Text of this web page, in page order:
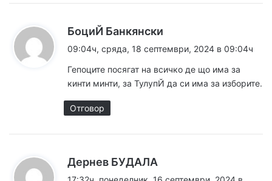
БоциЙ Банкянски
а
:
09:04ч, сряда, 18 септември, 2024 в 09:04ч
Гепоците посягат на всичко де що има за
кинти минти, за ТулупЙ да си има за изборите.
Отговор
Дернев БУДАЛА
а